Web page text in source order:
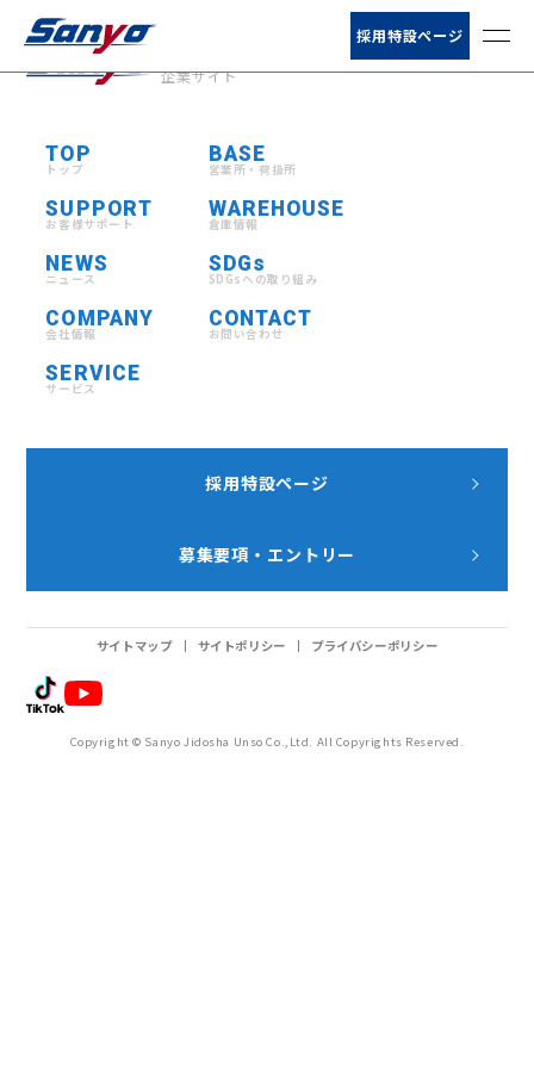
お客様サポート
会社情報
サービス
営業所・荷扱所
採用特設ページ
山陽自動車運送株式会社
企業サイト
採用特設ページ
募集要項・エントリー
TOP
トップ
COMPANY
会社情報
WAREHOUSE
倉庫情報
SUPPORT
お客様サポート
SERVICE
サービス
SDGs
SDGsへの取り組み
NEWS
ニュース
BASE
営業所・荷扱所
CONTACT
お問い合わせ
サイトマップ サイトポリシー プライバシーポリシー
Copyright © Sanyo Jidosha Unso Co.,Ltd. All Copyrights Reserved.